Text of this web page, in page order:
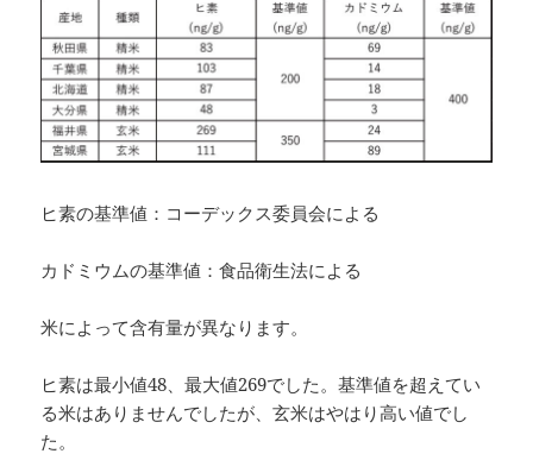
ヒ素の基準値：コーデックス委員会による
カドミウムの基準値：食品衛生法による
米によって含有量が異なります。
ヒ素は最小値48、最大値269でした。基準値を超えてい
る米はありませんでしたが、玄米はやはり高い値でし
た。